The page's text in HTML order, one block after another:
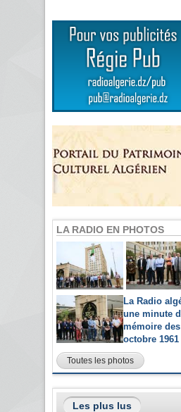
LA RADIO EN PHOTOS
La Radio
une minute
mémoire
octobre 1961
Toutes les photos
Les plus lus